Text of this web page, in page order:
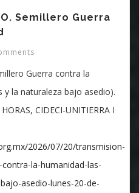
Semillero Guerra
Guerra contra la
y la naturaleza bajo asedio).
CIDECI-UNITIERRA I
2026/07/20/transmision-
la-humanidad-las-
asedio-lunes-20-de-